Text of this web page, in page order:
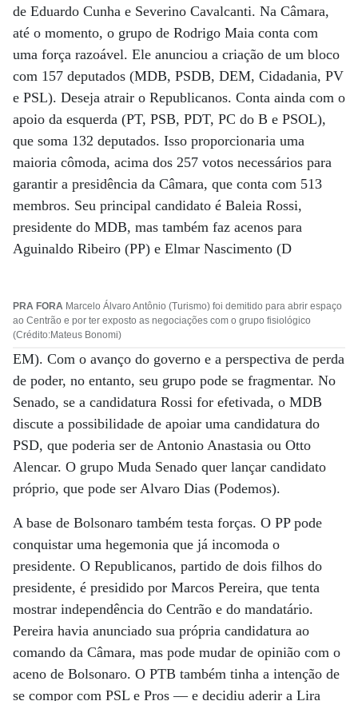
de Eduardo Cunha e Severino Cavalcanti. Na Câmara,
até o momento, o grupo de Rodrigo Maia conta com
uma força razoável. Ele anunciou a criação de um bloco
com 157 deputados (MDB, PSDB, DEM, Cidadania, PV
e PSL). Deseja atrair o Republicanos. Conta ainda com o
apoio da esquerda (PT, PSB, PDT, PC do B e PSOL),
que soma 132 deputados. Isso proporcionaria uma
maioria cômoda, acima dos 257 votos necessários para
garantir a presidência da Câmara, que conta com 513
membros. Seu principal candidato é Baleia Rossi,
presidente do MDB, mas também faz acenos para
Aguinaldo Ribeiro (PP) e Elmar Nascimento (D
PRA FORA Marcelo Álvaro Antônio (Turismo) foi demitido para abrir espaço
ao Centrão e por ter exposto as negociações com o grupo fisiológico
(Crédito:Mateus Bonomi)
EM). Com o avanço do governo e a perspectiva de perda
de poder, no entanto, seu grupo pode se fragmentar. No
Senado, se a candidatura Rossi for efetivada, o MDB
discute a possibilidade de apoiar uma candidatura do
PSD, que poderia ser de Antonio Anastasia ou Otto
Alencar. O grupo Muda Senado quer lançar candidato
próprio, que pode ser Alvaro Dias (Podemos).
A base de Bolsonaro também testa forças. O PP pode
conquistar uma hegemonia que já incomoda o
presidente. O Republicanos, partido de dois filhos do
presidente, é presidido por Marcos Pereira, que tenta
mostrar independência do Centrão e do mandatário.
Pereira havia anunciado sua própria candidatura ao
comando da Câmara, mas pode mudar de opinião com o
aceno de Bolsonaro. O PTB também tinha a intenção de
se compor com PSL e Pros — e decidiu aderir a Lira